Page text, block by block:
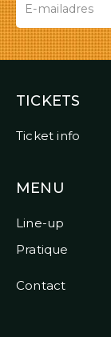
TICKETS
Ticket info
MENU
Line-up
Pratique
Contact